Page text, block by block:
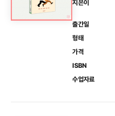
지은이
출간일
형태
가격
ISBN
수업자료